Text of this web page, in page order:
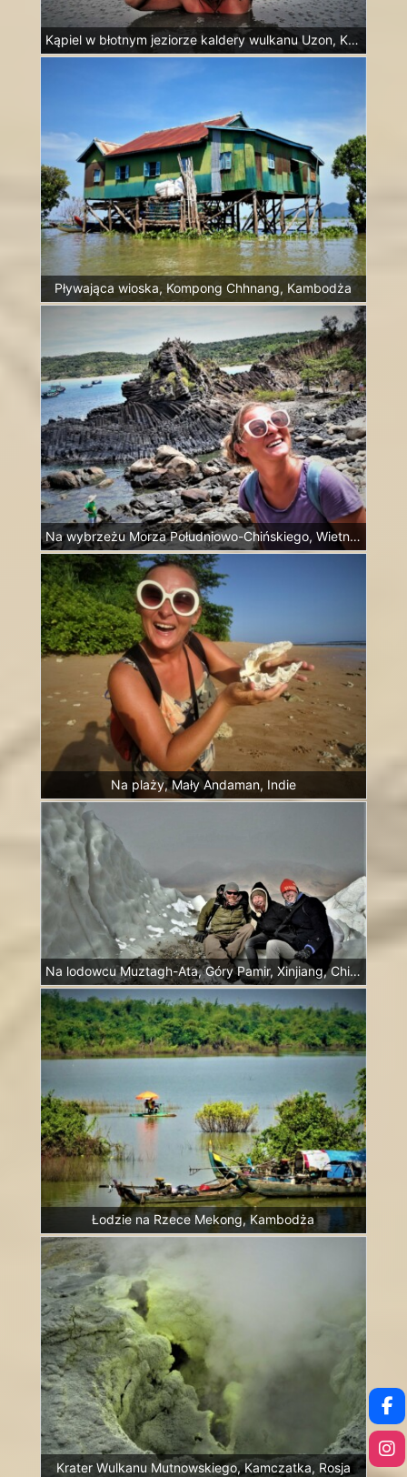
Kąpiel w błotnym jeziorze kaldery wulkanu Uzon, Kamczatka, Rosja
Pływająca wioska, Kompong Chhnang, Kambodża
Na wybrzeżu Morza Południowo-Chińskiego, Wietnam
Na plaży, Mały Andaman, Indie
Na lodowcu Muztagh-Ata, Góry Pamir, Xinjiang, Chiny
Łodzie na Rzece Mekong, Kambodża
Krater Wulkanu Mutnowskiego, Kamczatka, Rosja